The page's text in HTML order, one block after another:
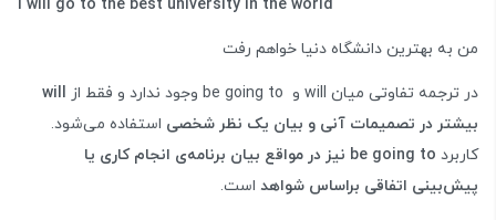
I will go to the best university in the world
من به بهترین دانشگاه دنیا خواهم رفت
در ترجمه تفاوتی میان will و be going to وجود ندارد و فقط از
will
بیشتر در تصمیمات آنی و بیان یک نظر شخصی استفاده می‌شود.
کاربرد
be going to نیز در مواقع بیان برنامه‌ی انجام کاری یا
پیش‌بینی اتفاقی براساس شواهد است.